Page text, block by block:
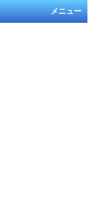
メニュー